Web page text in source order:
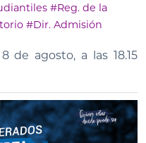
#Reg. de la
#Dir. Admisión
de agosto, a las 18.15